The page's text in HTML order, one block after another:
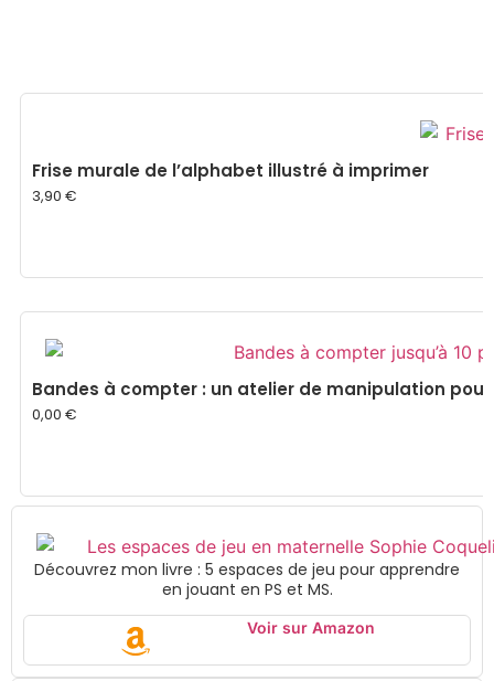
Frise murale de l’alphabet illustré à imprimer
3,90 €
Bandes à compter : un atelier de manipulation
0,00 €
Découvrez mon livre : 5 espaces de jeu pour apprendre
en jouant en PS et MS.
Voir sur Amazon